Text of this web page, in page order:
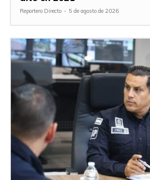
Reportero Directo - 5 de agosto de 2026